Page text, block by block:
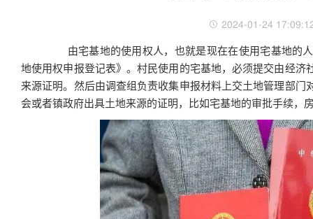
2024-01-24
由宅基地的使用权人，也就是现在在使用宅基地的
地使用权申报登记表》。村民使用的宅基地，必须提交由经
来源证明。然后由调查组负责收集申报材料上交土地管理部
会或者镇政府出具土地来源的证明，比如宅基地的审批手续，